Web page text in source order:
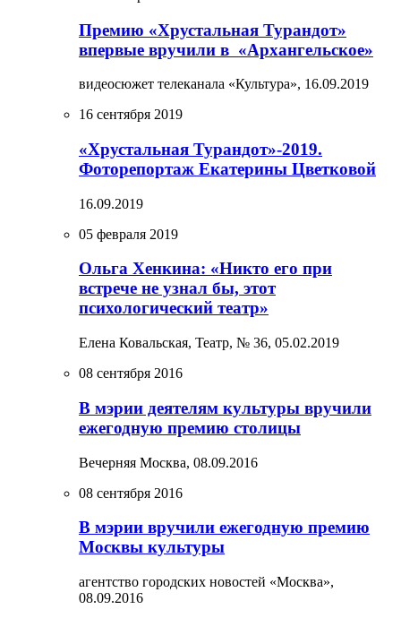
Премию «Хрустальная Турандот»
впервые вручили в «Архангельское»
видеосюжет телеканала «Культура», 16.09.2019
16 сентября 2019
«Хрустальная Турандот»-2019.
Фоторепортаж Екатерины Цветковой
16.09.2019
05 февраля 2019
Ольга Хенкина: «Никто его при
встрече не узнал бы, этот
психологический театр»
Елена Ковальская, Театр, № 36, 05.02.2019
08 сентября 2016
В мэрии деятелям культуры вручили
ежегодную премию столицы
Вечерняя Москва, 08.09.2016
08 сентября 2016
В мэрии вручили ежегодную премию
Москвы культуры
агентство городских новостей «Москва»,
08.09.2016